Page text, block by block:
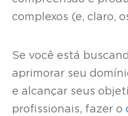
complexos (e, claro,
Se você está
aprimorar seu
e alcançar seus
profissionais, fazer o